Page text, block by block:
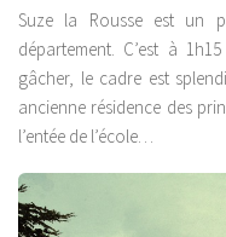
Suze la Rousse est un
département. C’est à
gâcher, le cadre est
ancienne résidence des
l’entée de l’école…